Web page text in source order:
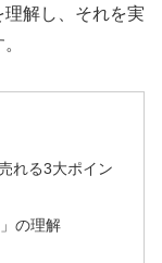
解し、それを実
れる3大ポイン
の理解